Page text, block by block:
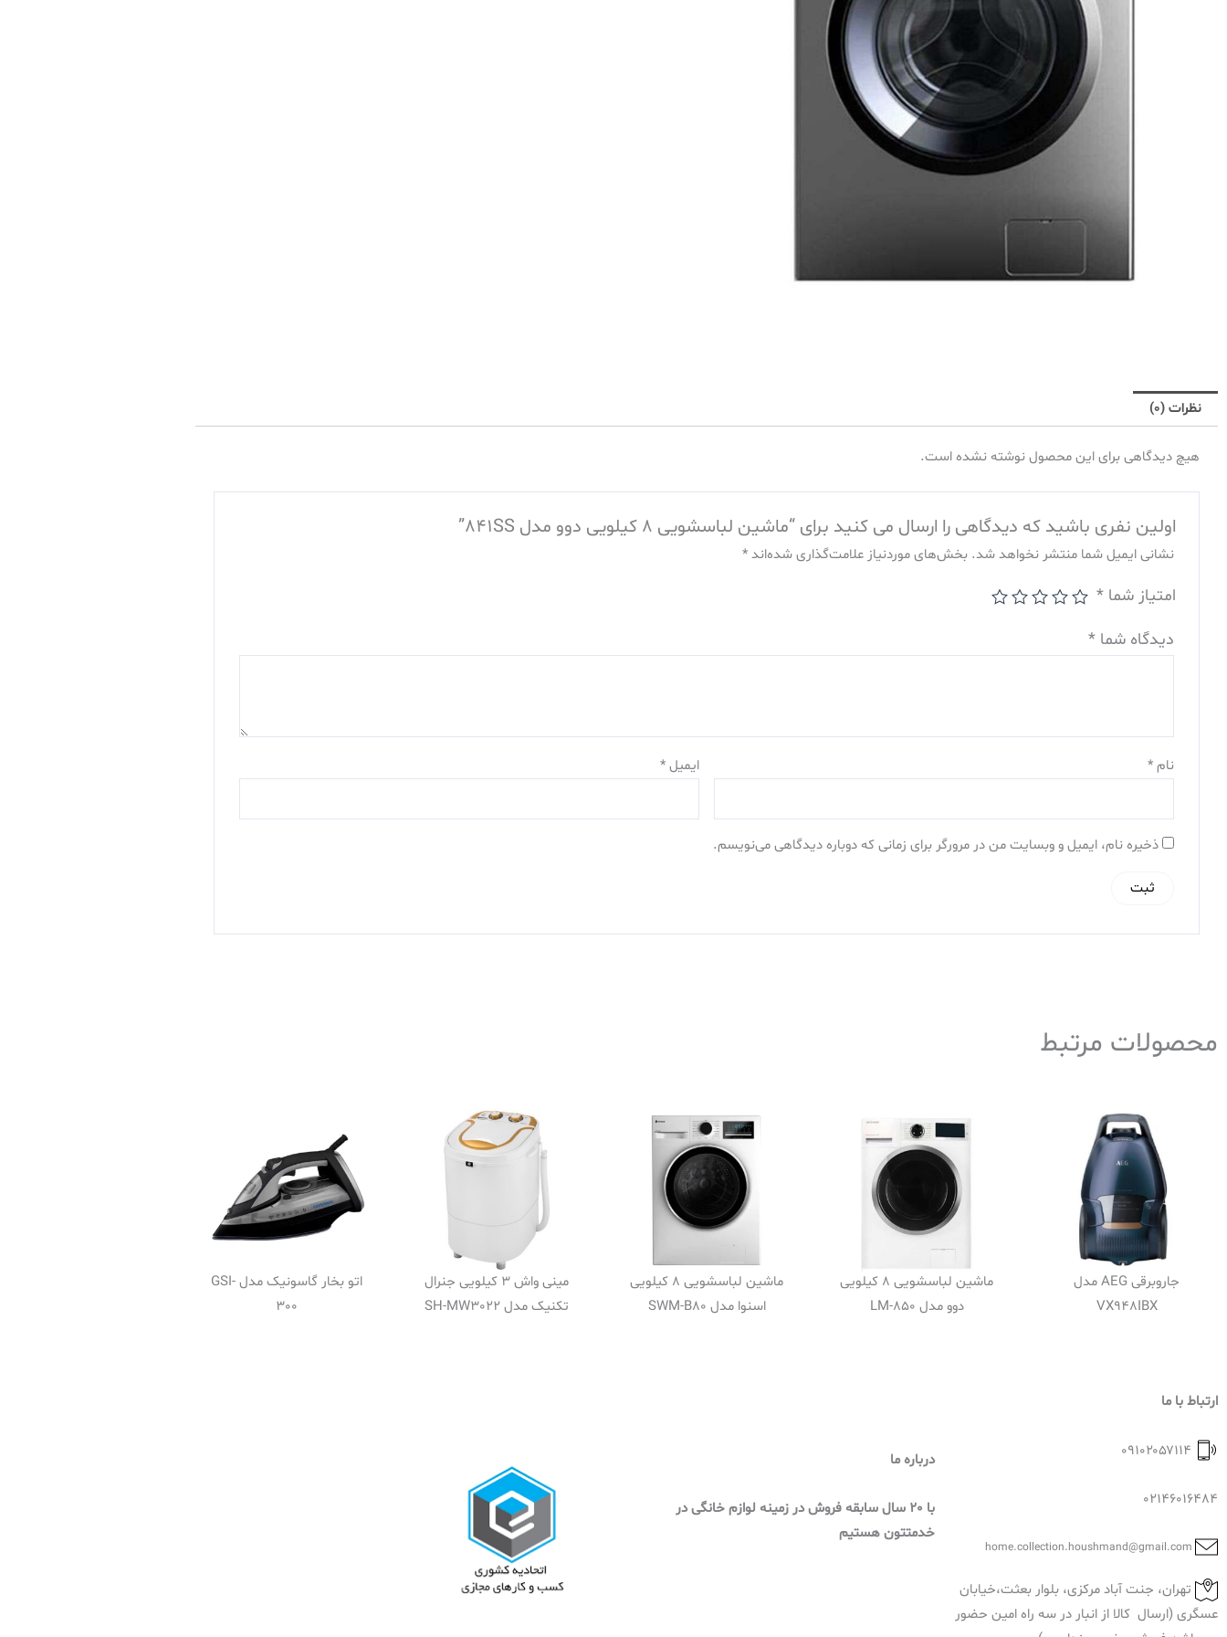
نظرات (0)
هیچ دیدگاهی برای این محصول نوشته نشده است.
اولین نفری باشید که دیدگاهی را ارسال می کنید برای “ماشین لباسشویی 8 کیلویی دوو مدل 841SS”
نشانی ایمیل شما منتشر نخواهد شد. بخش‌های موردنیاز علامت‌گذاری شده‌اند*
امتیاز شما*
دیدگاه شما*
نام* ایمیل*
ذخیره نام، ایمیل و وبسایت من در مرورگر برای زمانی که دوباره دیدگاهی می‌نویسم.
محصولات مرتبط
جاروبرقی AEG مدل
VX948IBX
ماشین لباسشویی 8 کیلویی
دوو مدل LM-850
ماشین لباسشویی 8 کیلویی
اسنوا مدل SWM-B80
مینی واش 3 کیلویی جنرال
تکنیک مدل SH-MW3022
اتو بخار گاسونیک مدل GSI-
300
ارتباط با ما
02146016484
تهران، جنت آباد مرکزی، بلوار بعثت،خیابان
عسگری (ارسال کالا از انبار در سه راه امین حضور
درباره ما
با 20 سال سابقه فروش در زمینه لوازم خانگی در
خدمتتون هستیم